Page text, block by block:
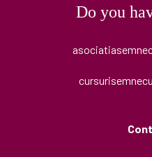
Do you